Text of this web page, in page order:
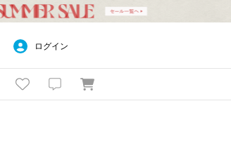
ログイン